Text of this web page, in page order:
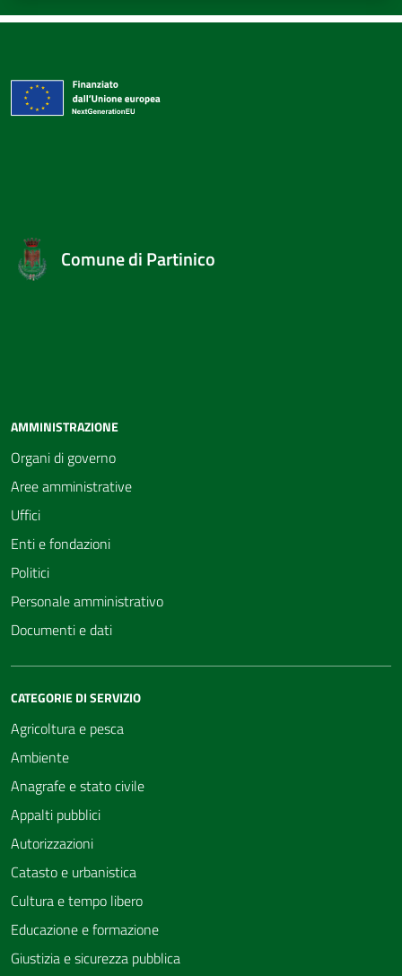
Comune di Partinico
AMMINISTRAZIONE
Organi di governo
Aree amministrative
Uffici
Enti e fondazioni
Politici
Personale amministrativo
Documenti e dati
CATEGORIE DI SERVIZIO
Agricoltura e pesca
Ambiente
Anagrafe e stato civile
Appalti pubblici
Autorizzazioni
Catasto e urbanistica
Cultura e tempo libero
Educazione e formazione
Giustizia e sicurezza pubblica